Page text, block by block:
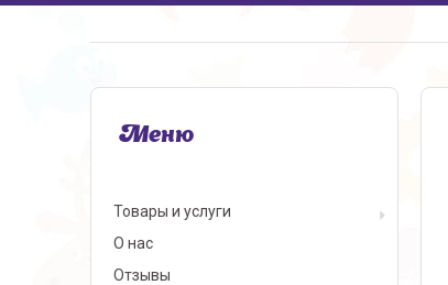
Товары и услуги
О нас
Отзывы